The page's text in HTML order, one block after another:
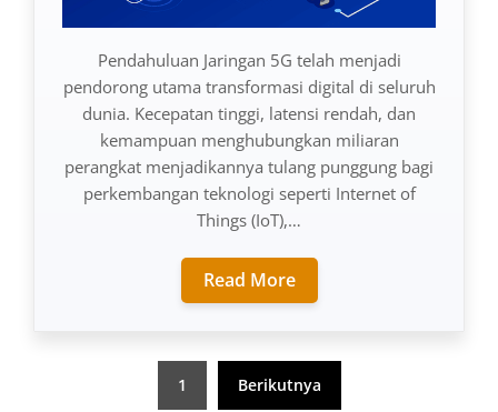
Pendahuluan Jaringan 5G telah menjadi
pendorong utama transformasi digital di seluruh
dunia. Kecepatan tinggi, latensi rendah, dan
kemampuan menghubungkan miliaran
perangkat menjadikannya tulang punggung bagi
perkembangan teknologi seperti Internet of
Things (IoT),…
Read More
1 Berikutnya